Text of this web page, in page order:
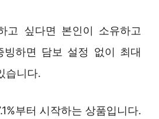
고 싶다면 본인이 소유하고
빙하면 담보 설정 없이 최대
습니다.
부터 시작하는 상품입니다.